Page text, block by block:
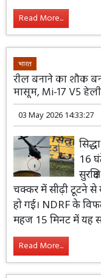
Read More...
भारत
रील बनाने का शौक
मासूम, Mi-17 V5
03 May 2026 14:33:27
16
चक्कर में सीढ़ी टूटने
हो गई। NDRF के
महज 15 मिनट में यह
Read More...